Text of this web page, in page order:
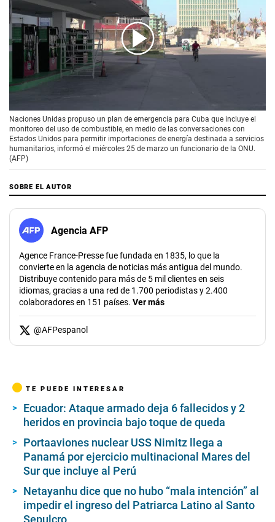
Naciones Unidas propuso un plan de emergencia para Cuba que incluye el
monitoreo del uso de combustible, en medio de las conversaciones con
Estados Unidos para permitir importaciones de energía destinada a servicios
humanitarios, informó el miércoles 25 de marzo un funcionario de la ONU.
(AFP)
SOBRE EL AUTOR
Agencia AFP
Agence France-Presse fue fundada en 1835, lo que la
convierte en la agencia de noticias más antigua del mundo.
Distribuye contenido para más de 5 mil clientes en seis
idiomas, gracias a una red de 1.700 periodistas y 2.400
colaboradores en 151 países. Ver más
@AFPespanol
TE PUEDE INTERESAR
Ecuador: Ataque armado deja 6 fallecidos y 2
heridos en provincia bajo toque de queda
Portaaviones nuclear USS Nimitz llega a
Panamá por ejercicio multinacional Mares del
Sur que incluye al Perú
Netayanhu dice que no hubo “mala intención” al
impedir el ingreso del Patriarca Latino al Santo